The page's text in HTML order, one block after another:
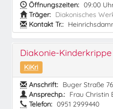
Öffnungszeiten: 09:00
Träger: Diakonisches
Kontakt Tr.:
Diakonie-Kinderkrippe
KiKri
Anschrift: Buger Straße
Ansprechp.: Frau Christin
Telefon: 0951 2999440